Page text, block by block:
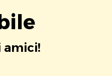
amici!